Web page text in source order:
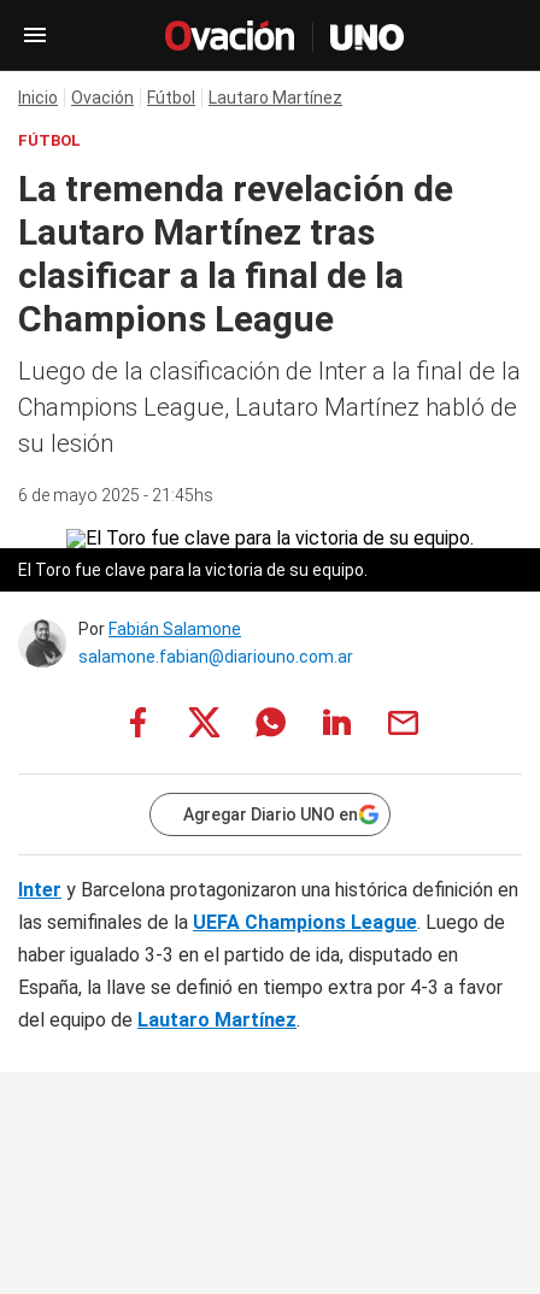
Inicio Ovación Fútbol Lautaro Martínez
FÚTBOL
La tremenda revelación de
Lautaro Martínez tras
clasificar a la final de la
Champions League
Luego de la clasificación de Inter a la final de la
Champions League, Lautaro Martínez habló de
su lesión
6 de mayo 2025 - 21:45hs
El Toro fue clave para la victoria de su equipo.
Por Fabián Salamone
salamone.fabian@diariouno.com.ar
Agregar Diario UNO en
Inter y Barcelona protagonizaron una histórica definición en
las semifinales de la UEFA Champions League. Luego de
haber igualado 3-3 en el partido de ida, disputado en
España, la llave se definió en tiempo extra por 4-3 a favor
del equipo de Lautaro Martínez.